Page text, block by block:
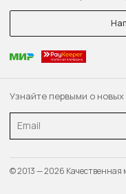
Узнайте первыми о
Email
© 2013 — 2026 Качественная